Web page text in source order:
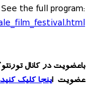
See the full program:
باعضویت در کانال
عضویت اینجا کلیک کنید